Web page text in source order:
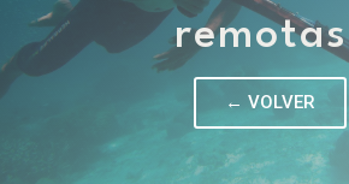
remotas
← VOLVER